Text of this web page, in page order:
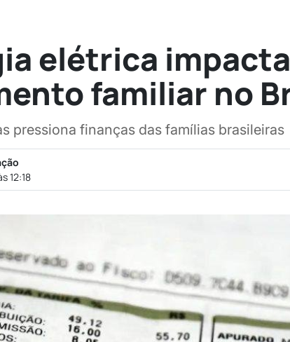
elétrica impacta
familiar no
pressiona finanças das famílias brasileiras
12:18